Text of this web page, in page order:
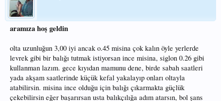
aramıza hoş geldin
olta uzunluğun 3,00 iyi ancak o.45 misina çok kalın öyle yerlerde
levrek gibi bir balığı tutmak istiyorsan ince misina, siglon 0.26 gibi
kullanman lazım. gece kıyıdan mamunu dene, birde sabah saatleri
yada akşam saatlerinde küçük kefal yakalayıp onları oltayla
atabilirsin. misina ince olduğu için balığı çıkarmakta güçlük
çekebilirsin eğer başarırsan usta balıkçılığa adım atarsın, bol şans